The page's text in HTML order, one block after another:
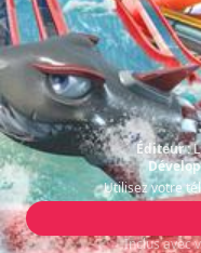
Éditeur :
Utilisez votre
Inclus avec